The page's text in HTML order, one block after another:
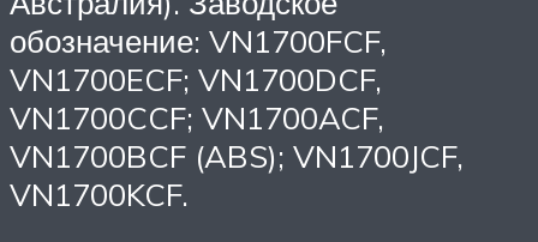
обозначение: VN1700FCF,
VN1700ECF; VN1700DCF,
VN1700CCF; VN1700ACF,
VN1700BCF (ABS); VN1700JCF,
VN1700KCF.